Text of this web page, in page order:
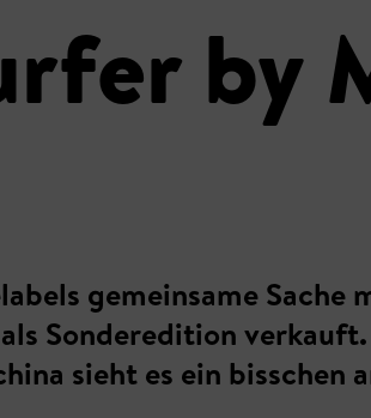
by
gemeinsame
Sonderedition
sieht es ein bisschen